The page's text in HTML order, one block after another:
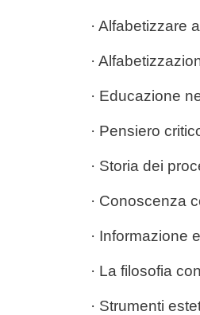
· Alfabetizzare
·
· Educazione
· Pensiero
· Storia dei
· Conoscenza
· Informazione
· La filosofia
· Strumenti